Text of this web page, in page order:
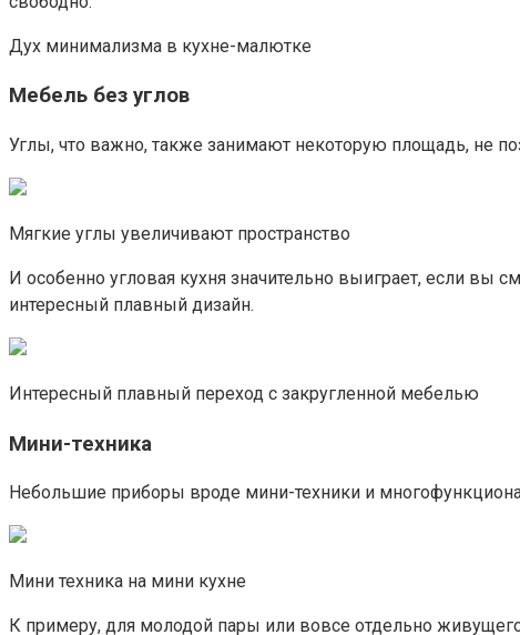
Дух минимализма в кухне-малютке
Мебель без углов
Углы, что важно, также занимают некоторую площадь, не
Мягкие углы увеличивают пространство
И особенно угловая кухня значительно выиграет, если вы
интересный плавный дизайн.
Интересный плавный переход с закругленной мебелью
Мини-техника
Небольшие приборы вроде мини-техники и
Мини техника на мини кухне
К примеру, для молодой пары или вовсе отдельно